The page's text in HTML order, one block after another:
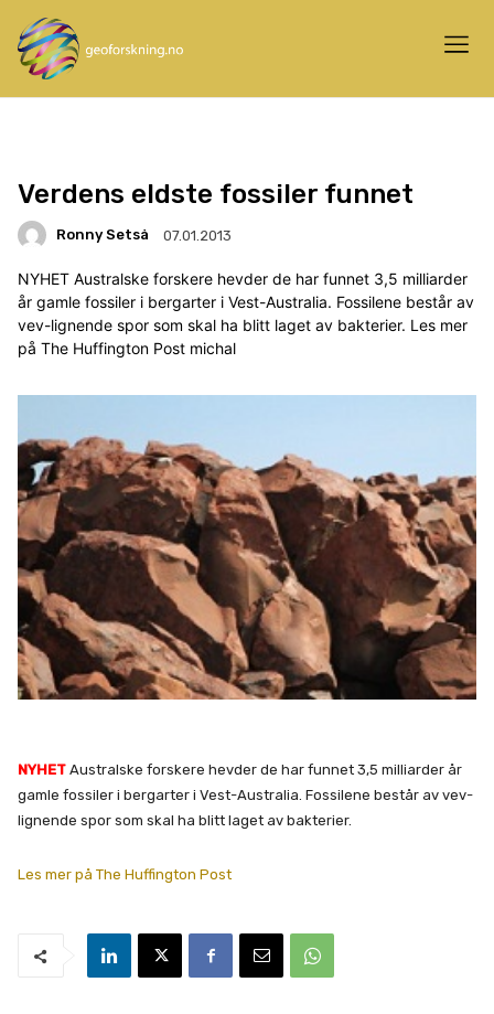
Verdens eldste fossiler funnet
Ronny Setså 07.01.2013
NYHET Australske forskere hevder de har funnet 3,5 milliarder
år gamle fossiler i bergarter i Vest-Australia. Fossilene består av
vev-lignende spor som skal ha blitt laget av bakterier. Les mer
på The Huffington Post michal
NYHET Australske forskere hevder de har funnet 3,5 milliarder år
gamle fossiler i bergarter i Vest-Australia. Fossilene består av vev-
lignende spor som skal ha blitt laget av bakterier.
Les mer på The Huffington Post